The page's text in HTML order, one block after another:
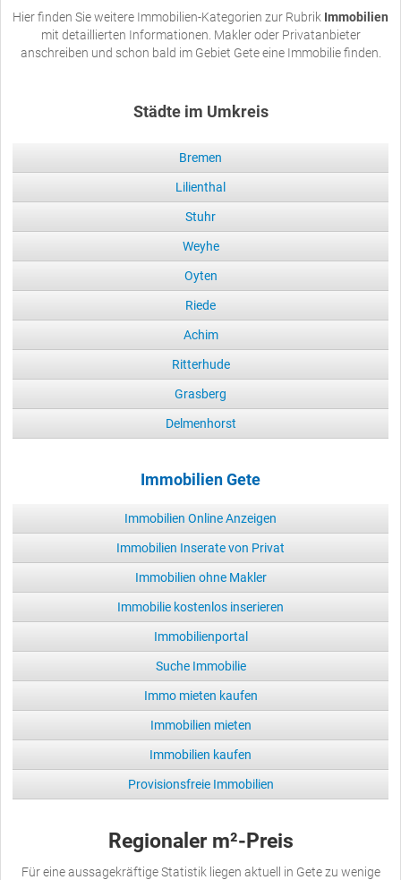
Hier finden Sie weitere Immobilien-Kategorien zur Rubrik Immobilien
mit detaillierten Informationen. Makler oder Privatanbieter
anschreiben und schon bald im Gebiet Gete eine Immobilie finden.
Städte im Umkreis
Bremen
Lilienthal
Stuhr
Weyhe
Oyten
Riede
Achim
Ritterhude
Grasberg
Delmenhorst
Immobilien Gete
Immobilien Online Anzeigen
Immobilien Inserate von Privat
Immobilien ohne Makler
Immobilie kostenlos inserieren
Immobilienportal
Suche Immobilie
Immo mieten kaufen
Immobilien mieten
Immobilien kaufen
Provisionsfreie Immobilien
Regionaler m²-Preis
Für eine aussagekräftige Statistik liegen aktuell in Gete zu wenige